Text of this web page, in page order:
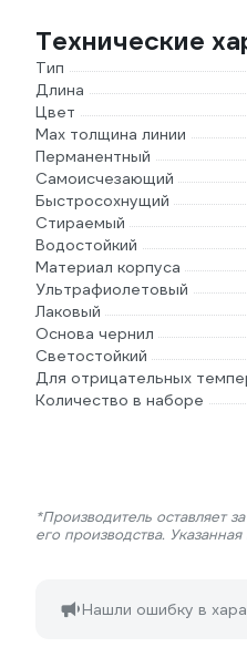
Технические
Тип
Длина
Цвет
Мах толщина линии
Перманентный
Самоисчезающий
Быстросохнущий
Стираемый
Водостойкий
Материал корпуса
Ультрафиолетовый
Лаковый
Основа чернил
Светостойкий
Для отрицательных
Количество в наборе
*Производитель оставляет
его производства.
Нашли ошибку в